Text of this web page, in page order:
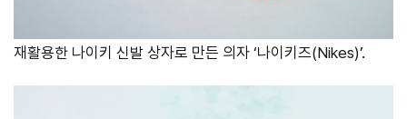
재활용한 나이키 신발 상자로 만든 의자 ‘나이키즈(Nikes)’.